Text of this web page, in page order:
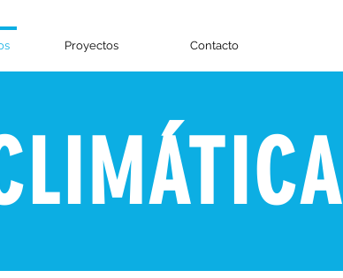
Proyectos Contacto